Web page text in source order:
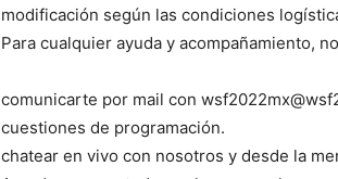
modificación según las condiciones
Para cualquier ayuda y acompañamiento,
comunicarte por mail con
cuestiones de programación.
chatear en vivo con nosotros y desde la